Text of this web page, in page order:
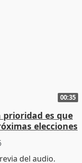
00:35
prioridad es que
elecciones